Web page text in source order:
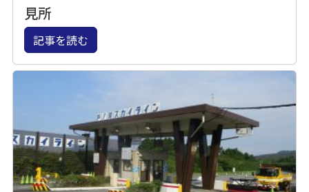
見所
記事を読む